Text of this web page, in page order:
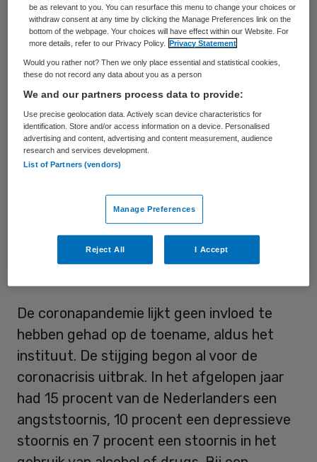
De sterke stijging is vooral te zien onder
jongvolwassenen en studenten.
“Toenemende maatschappelijke zorgen of
prestatiedruk zouden hier een rol kunnen
spelen”, zegt programmahoofd
epidemiologie Annemarie Luik. “Ook bij
mensen die in een stad wonen, zien we een
aandoeningen, al is onduidelijk wat oorzaak
of gevolg is.”
De coronapandemie lijkt geen invloed te
hebben gehad op de toename, aldus het
instituut. De stijging begon al voor de
coronacrisis uitbrak. In het afgelopen jaar
had 15 procent van de Nederlanders een
angststoornis, 10 procent een depressieve
stoornis en 7 procent een stoornis in het
be as relevant to you. You can resurface this menu to change your choices or
withdraw consent at any time by clicking the Manage Preferences link on the
bottom of the webpage. Your choices will have effect within our Website. For
more details, refer to our Privacy Policy.
Privacy Statement
Would you rather not? Then we only place essential and statistical cookies,
these do not record any data about you as a person
We and our partners process data to provide:
Use precise geolocation data. Actively scan device characteristics for
identification. Store and/or access information on a device. Personalised
advertising and content, advertising and content measurement, audience
research and services development.
List of Partners (vendors)
Manage Preferences
Reject All I Accept